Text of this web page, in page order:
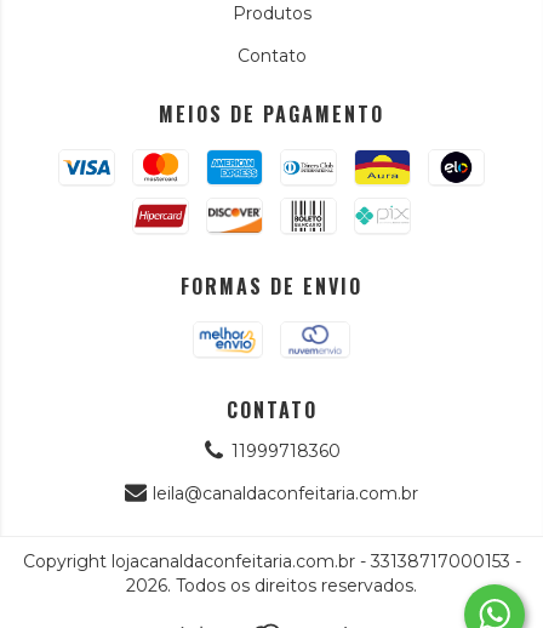
Produtos
Contato
MEIOS DE PAGAMENTO
FORMAS DE ENVIO
CONTATO
11999718360
leila@canaldaconfeitaria.com.br
Copyright lojacanaldaconfeitaria.com.br - 33138717000153 -
2026. Todos os direitos reservados.